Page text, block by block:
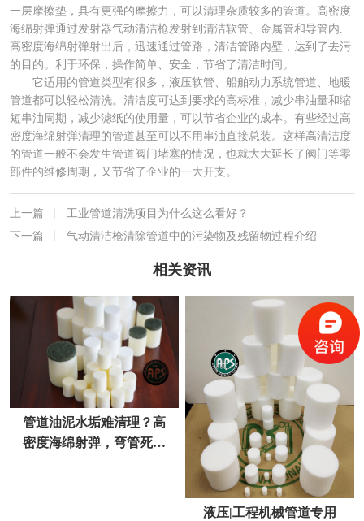
一层摩擦垫，具有更强的摩擦力，可以清理杂质较多的管道。高密度
海绵射弹通过发射器气动清洁枪发射到清洁软管、金属管和导管内.
高密度海绵射弹射出后，迅速通过管路，清洁管路内壁，达到了去污
的目的。利于环保，操作简单、安全，节省了清洁时间。
它适用的管道类型有很多，液压软管、船舶动力系统管道、地暖
管道都可以轻松清洗。清洁度可达到要求的高标准，减少串油量和缩
短串油周期，减少滤纸的使用量，可以节省企业的成本。有些经过高
密度海绵射弹清理的管道甚至可以不用串油直接总装。这样高清洁度
的管道一般不会发生管道阀门堵塞的情况，也就大大延长了阀门等零
部件的维修周期，又节省了企业的一大开支。
上一篇
工业管道清洗项目为什么这么看好？
下一篇
气动清洁枪清除管道中的污染物及残留物过程介绍
相关资讯
管道油泥水垢难清理？高
密度海绵射弹，弯管死角
液压|工程机械管道专用